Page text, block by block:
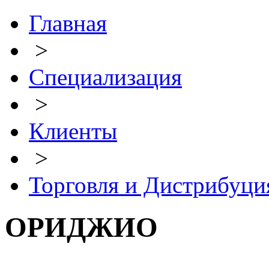
Главная
>
Специализация
>
Клиенты
>
Торговля и
ОРИДЖИО